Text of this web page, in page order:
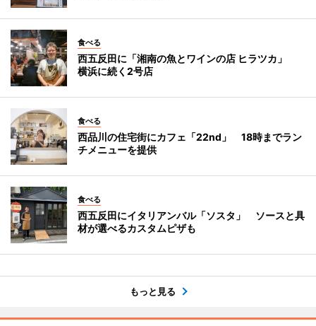
食べる
西五反田に「湘南の魚とワインの店 ヒラツカ」
横浜に続く2号店
食べる
西品川の住宅街にカフェ「22nd」 18時までラン
チメニューを提供
食べる
西五反田にイタリアンバル「ソスタ」 ソースと具
材が選べるカスタムピザも
もっと見る